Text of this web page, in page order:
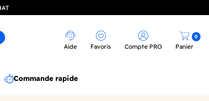
Aide Favoris Compte PRO Panier
0
Commande rapide